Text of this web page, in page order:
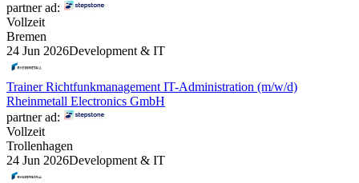
partner ad:
Vollzeit
Bremen
24 Jun 2026Development & IT
Trainer Richtfunkmanagement IT-Administration (m/w/d)
Rheinmetall Electronics GmbH
partner ad:
Vollzeit
Trollenhagen
24 Jun 2026Development & IT